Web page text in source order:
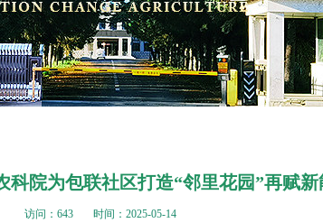
科院为包联社区打造“邻里花园”再赋新
访问： 643 时间：2025-05-14